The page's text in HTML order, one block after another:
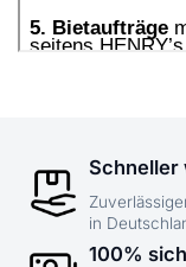
Schneller
in
100%